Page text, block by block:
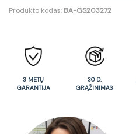
Produkto kodas: BA-GS203272
3 METŲ
GARANTIJA
30 D.
GRĄŽINIMAS